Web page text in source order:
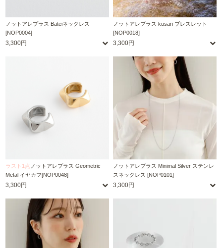
ノットアレプラス Bateiネックレス
[NOP0004]
3,300円
ノットアレプラス kusari ブレスレット
[NOP0018]
3,300円
ラスト1点 ノットアレプラス Geometric
Metal イヤカフ[NOP0048]
3,300円
ノットアレプラス Minimal Silver ステンレ
スネックレス [NOP0101]
3,300円